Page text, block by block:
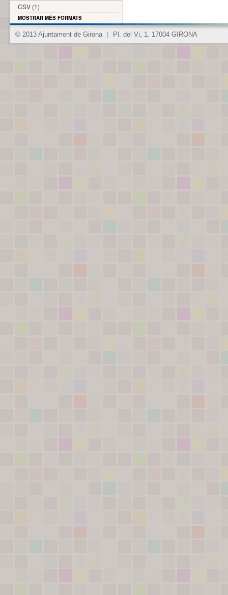
CSV (1)
MOSTRAR MÉS FORMATS
© 2013 Ajuntament de Girona Pl. del Vi, 1. 17004 GIRONA